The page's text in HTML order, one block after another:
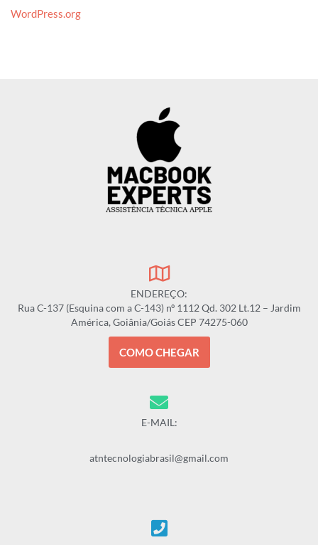
WordPress.org
ENDEREÇO:
Rua C-137 (Esquina com a C-143) nº 1112 Qd. 302 Lt.12 – Jardim
América, Goiânia/Goiás CEP 74275-060
COMO CHEGAR
E-MAIL:
atntecnologiabrasil@gmail.com